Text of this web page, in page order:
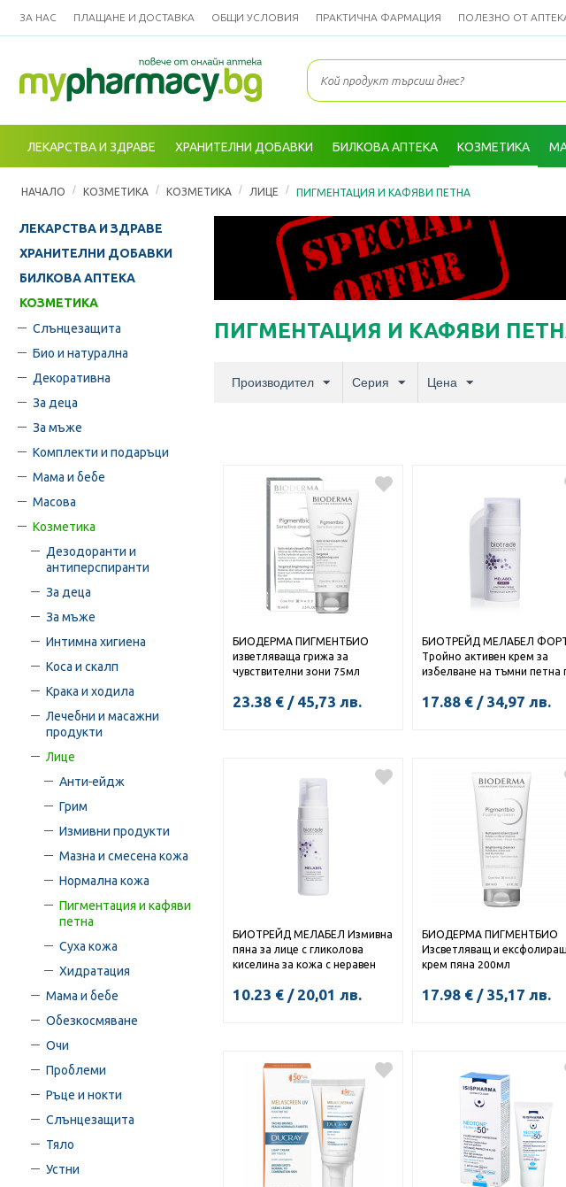
ЗА НАС ПЛАЩАНЕ И ДОСТАВКА ОБЩИ УСЛОВИЯ ПРАКТИЧНА ФАРМАЦИЯ ПОЛЕЗНО ОТ
ЛЕКАРСТВА И ЗДРАВЕ ХРАНИТЕЛНИ ДОБАВКИ БИЛКОВА АПТЕКА КОЗМЕТИКА
НАЧАЛО / КОЗМЕТИКА / КОЗМЕТИКА / ЛИЦЕ / ПИГМЕНТАЦИЯ И КАФЯВИ ПЕТНА
ЛЕКАРСТВА И ЗДРАВЕ
ХРАНИТЕЛНИ ДОБАВКИ
БИЛКОВА АПТЕКА
КОЗМЕТИКА
Слънцезащита
Био и натурална
Декоративна
За деца
За мъже
Комплекти и подаръци
Мама и бебе
Масова
Козметика
Дезодоранти и
антиперспиранти
За деца
За мъже
Интимна хигиена
Коса и скалп
Крака и ходила
Лечебни и масажни
продукти
Лице
Анти-ейдж
Грим
Измивни продукти
Мазна и смесена кожа
Нормална кожа
Пигментация и кафяви
петна
Суха кожа
Хидратация
Мама и бебе
Обезкосмяване
Очи
Проблеми
Ръце и нокти
Слънцезащита
Тяло
Устни
ПИГМЕНТАЦИЯ И КАФЯВИ
Производител Серия Цена
БИОДЕРМА ПИГМЕНТБИО
изветляваща грижа за
чувствителни зони 75мл
23.38 € / 45,73 лв.
БИОТРЕЙД МЕЛАБЕЛ
Тройно активен крем за
избелване на тъмни петна
17.88 € / 34,97 лв.
БИОТРЕЙД МЕЛАБЕЛ Измивна
пяна за лице с гликолова
киселинa за кожа с неравен
10.23 € / 20,01 лв.
КУПИ
БИОДЕРМА ПИГМЕНТБИО
Изсветляващ и ексфолиращ
крем пяна 200мл
17.98 € / 35,17 лв.